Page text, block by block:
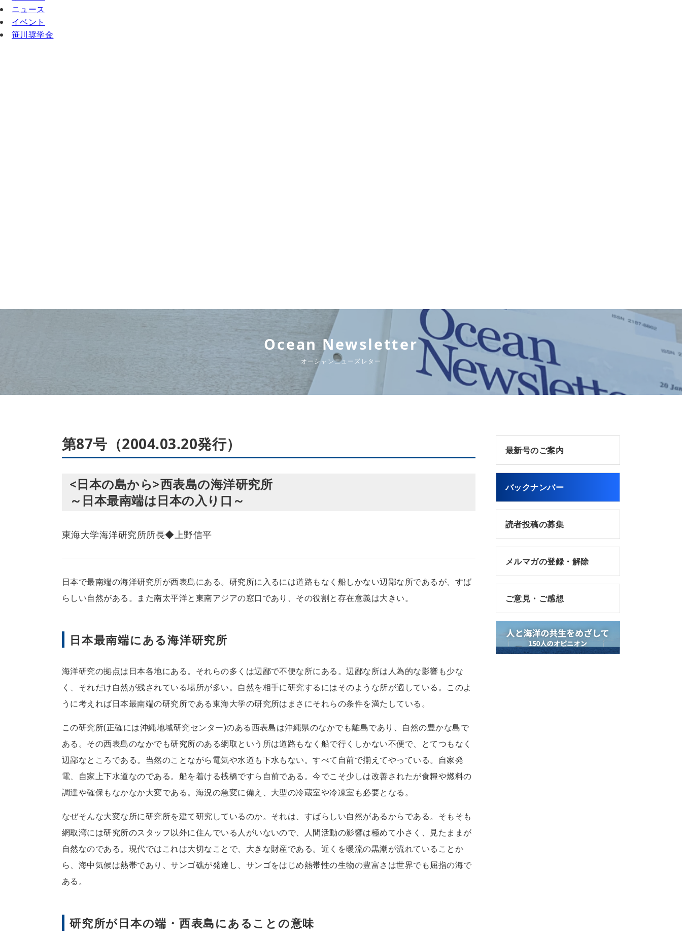
ニュース
イベント
笹川奨学金
Ocean Newsletter
オーシャンニューズレター
第87号（2004.03.20発行）
<日本の島から>西表島の海洋研究所
～日本最南端は日本の入り口～
東海大学海洋研究所所長◆上野信平
日本で最南端の海洋研究所が西表島にある。研究所に入るには道路もなく船しかない辺鄙な所であるが、すば
らしい自然がある。また南太平洋と東南アジアの窓口であり、その役割と存在意義は大きい。
日本最南端にある海洋研究所
海洋研究の拠点は日本各地にある。それらの多くは辺鄙で不便な所にある。辺鄙な所は人為的な影響も少な
く、それだけ自然が残されている場所が多い。自然を相手に研究するにはそのような所が適している。このよ
うに考えれば日本最南端の研究所である東海大学の研究所はまさにそれらの条件を満たしている。
この研究所(正確には沖縄地域研究センター)のある西表島は沖縄県のなかでも離島であり、自然の豊かな島で
ある。その西表島のなかでも研究所のある網取という所は道路もなく船で行くしかない不便で、とてつもなく
辺鄙なところである。当然のことながら電気や水道も下水もない。すべて自前で揃えてやっている。自家発
電、自家上下水道なのである。船を着ける桟橋ですら自前である。今でこそ少しは改善されたが食糧や燃料の
調達や確保もなかなか大変である。海況の急変に備え、大型の冷蔵室や冷凍室も必要となる。
なぜそんな大変な所に研究所を建て研究しているのか。それは、すばらしい自然があるからである。そもそも
網取湾には研究所のスタッフ以外に住んでいる人がいないので、人間活動の影響は極めて小さく、見たままが
自然なのである。現代ではこれは大切なことで、大きな財産である。近くを暖流の黒潮が流れていることか
ら、海中気候は熱帯であり、サンゴ礁が発達し、サンゴをはじめ熱帯性の生物の豊富さは世界でも屈指の海で
ある。
研究所が日本の端・西表島にあることの意味
最新号のご案内
バックナンバー
読者投稿の募集
メルマガの登録・解除
ご意見・ご感想